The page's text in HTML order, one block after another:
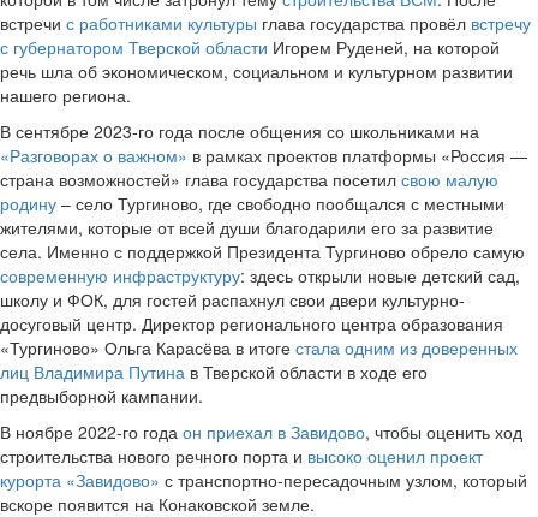
встречи с работниками культуры глава государства провёл встречу
с губернатором Тверской области Игорем Руденей, на которой
речь шла об экономическом, социальном и культурном развитии
нашего региона.
В сентябре 2023-го года после общения со школьниками на
«Разговорах о важном» в рамках проектов платформы «Россия —
страна возможностей» глава государства посетил свою малую
родину – село Тургиново, где свободно пообщался с местными
жителями, которые от всей души благодарили его за развитие
села. Именно с поддержкой Президента Тургиново обрело самую
современную инфраструктуру: здесь открыли новые детский сад,
школу и ФОК, для гостей распахнул свои двери культурно-
досуговый центр. Директор регионального центра образования
«Тургиново» Ольга Карасёва в итоге стала одним из доверенных
лиц Владимира Путина в Тверской области в ходе его
предвыборной кампании.
В ноябре 2022-го года он приехал в Завидово, чтобы оценить ход
строительства нового речного порта и высоко оценил проект
курорта «Завидово» с транспортно-пересадочным узлом, который
вскоре появится на Конаковской земле.